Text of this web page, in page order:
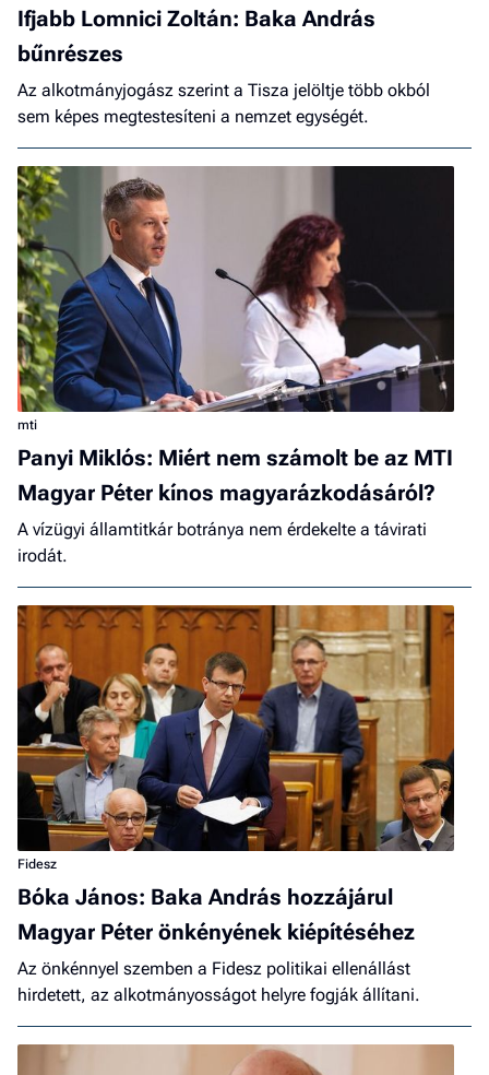
Ifjabb Lomnici Zoltán: Baka András
bűnrészes
Az alkotmányjogász szerint a Tisza jelöltje több okból
sem képes megtestesíteni a nemzet egységét.
mti
Panyi Miklós: Miért nem számolt be az MTI
Magyar Péter kínos magyarázkodásáról?
A vízügyi államtitkár botránya nem érdekelte a távirati
irodát.
Fidesz
Bóka János: Baka András hozzájárul
Magyar Péter önkényének kiépítéséhez
Az önkénnyel szemben a Fidesz politikai ellenállást
hirdetett, az alkotmányosságot helyre fogják állítani.